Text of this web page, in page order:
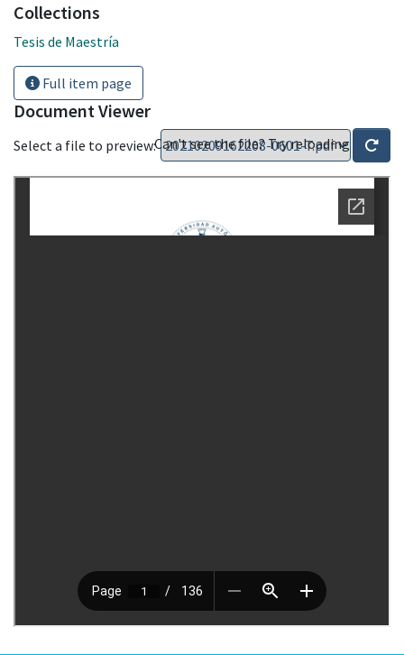
Collections
Tesis de Maestría
Full item page
Document Viewer
Select a file to preview:Can't see the file? Try reloading